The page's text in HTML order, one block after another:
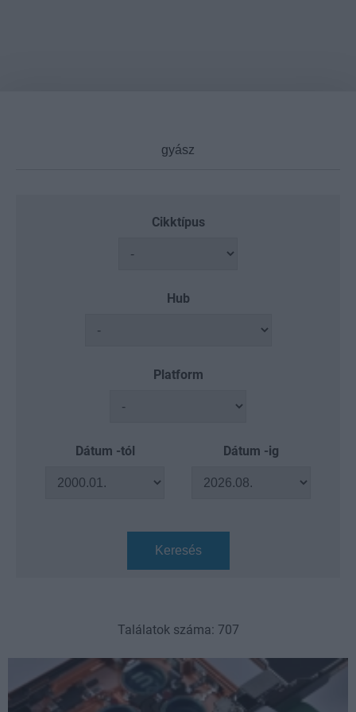
Cikktípus
Hub
Platform
Dátum -tól Dátum -ig
Keresés
Találatok száma: 707